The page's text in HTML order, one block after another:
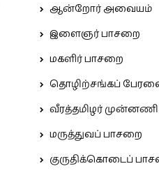
ஆன்றோர் அவையம்
இளைஞர் பாசறை
மகளிர் பாசறை
தொழிற்சங்கப்
வீரத்தமிழர் முன்னணி
மருத்துவப் பாசறை
குருதிக்கொடைப்